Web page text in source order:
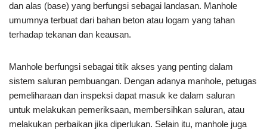
dan alas (base) yang berfungsi sebagai landasan. Manhole
umumnya terbuat dari bahan beton atau logam yang tahan
terhadap tekanan dan keausan.
Manhole berfungsi sebagai titik akses yang penting dalam
sistem saluran pembuangan. Dengan adanya manhole, petugas
pemeliharaan dan inspeksi dapat masuk ke dalam saluran
untuk melakukan pemeriksaan, membersihkan saluran, atau
melakukan perbaikan jika diperlukan. Selain itu, manhole juga